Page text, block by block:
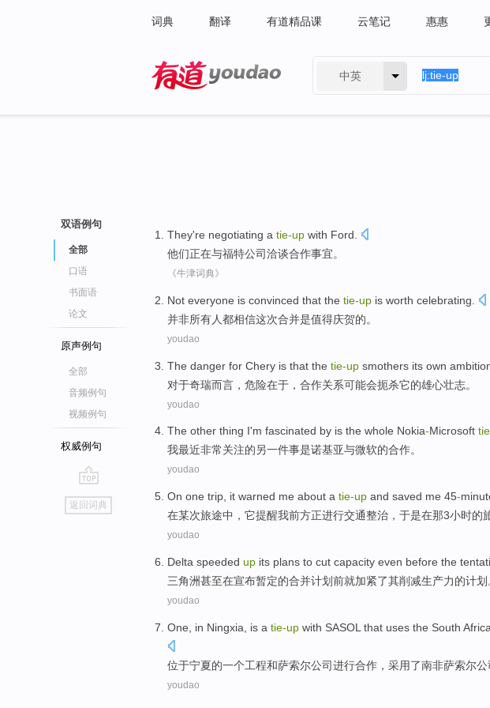
词典 翻译 有道精品课 云笔记 惠惠
中英
双语例句
全部
口语
书面语
论文
原声例句
全部
音频例句
视频例句
权威例句
go
top
返回词典
They're negotiating a tie-up with Ford
他们正在与福特公司洽谈合作事宜。
《牛津词典》
Not everyone is convinced that the tie-up is worth celebrating
并非所有人都相信这次合并是值得庆贺的。
youdao
The danger for Chery is that the tie-up smothers its own
对于奇瑞而言 ， 危险在于 ， 合作关系可能会扼杀它的雄心壮志。
youdao
The other thing I'm fascinated by is the whole Nokia-Microsoft
我最近非常关注的另一件事是诺基亚与微软的合作。
youdao
On one trip it warned me about a tie-up and saved me 45-
在某次旅途中， 它提醒我前方正进行交通整治，于是在那3小时的
youdao
Delta speeded up its plans to cut capacity even before the
三角洲甚至在宣布暂定的合并计划前就加紧了其削减生产力的计划
youdao
One, in Ningxia , is a tie-up with SASOL that uses the South
位于宁夏的一个工程和萨索尔公司进行合作， 采用了南非萨索尔公
youdao